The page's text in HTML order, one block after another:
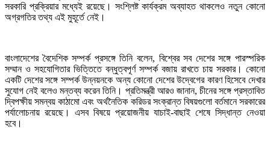
সরকারি প্রক্রিয়ার মধ্যেই রয়েছে। সংশ্লিষ্ট কার্যক্রম অব্যাহত থাকলেও নতুন কোনো
অগ্রগতির তথ্য এই মুহূর্তে নেই।
বাংলাদেশের বৈদেশিক সম্পর্ক প্রসঙ্গে তিনি বলেন, বিশ্বের সব দেশের সঙ্গে পারস্পরিক
সম্মান ও সহযোগিতার ভিত্তিতে বন্ধুত্বপূর্ণ সম্পর্ক বজায় রাখতে চায় সরকার। কোনো
একটি দেশের সঙ্গে সম্পর্ক উন্নয়নকে অন্য কোনো দেশের উদ্বেগের কারণ হিসেবে দেখার
সুযোগ নেই বলেও মন্তব্য করেন তিনি। প্রতিমন্ত্রী আরও জানান, চীনের সঙ্গে প্রস্তাবিত
দ্বিপক্ষীয় সমন্বয় কাঠামো এবং অর্থনৈতিক করিডর সংক্রান্ত বিষয়গুলো বর্তমানে সরকারের
পর্যালোচনায় রয়েছে। এসব বিষয়ে প্রয়োজনীয় যাচাই-বাছাই শেষে সিদ্ধান্ত নেওয়া
হবে।